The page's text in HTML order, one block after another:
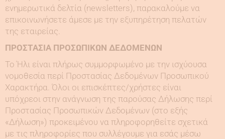
ενημερωτικά δελτία (newsletters), παρακαλούμε να
επικοινωνήσετε άμεσε με την εξυπηρέτηση πελατών
της εταιρείας.
ΠΡΟΣΤΑΣΙΑ ΠΡΟΣΩΠΙΚΩΝ ΔΕΔΟΜΕΝΩΝ
Το Ήλι είναι πλήρως συμμορφωμένο με την ισχύουσα
νομοθεσία περί Προστασίας Δεδομένων Προσωπικού
Χαρακτήρα. Όλοι οι επισκέπτες/χρήστες είναι
υπόχρεοι στην ανάγνωση της παρούσας Δήλωσης περί
Προστασίας Προσωπικών Δεδομένων (στο εξής
«Δήλωση») προκειμένου να πληροφορηθείτε σχετικά
με τις πληροφορίες που συλλέγουμε για εσάς μέσω